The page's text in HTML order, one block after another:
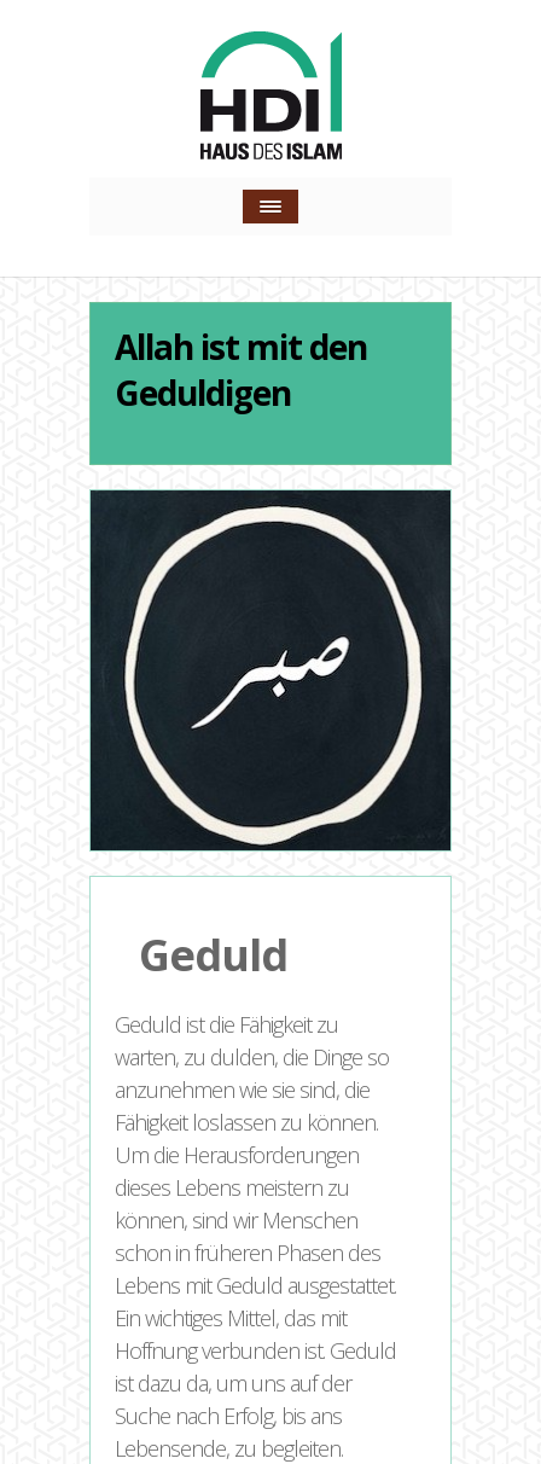
Allah ist mit den
Geduldigen
Geduld
Geduld ist die Fähigkeit zu
warten, zu dulden, die Dinge so
anzunehmen wie sie sind, die
Fähigkeit loslassen zu können.
Um die Herausforderungen
dieses Lebens meistern zu
können, sind wir Menschen
schon in früheren Phasen des
Lebens mit Geduld ausgestattet.
Ein wichtiges Mittel, das mit
Hoffnung verbunden ist. Geduld
ist dazu da, um uns auf der
Suche nach Erfolg, bis ans
Lebensende, zu begleiten.